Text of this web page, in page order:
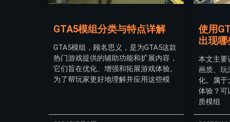
GTA5模组分类与特点详解
GTA5模组，顾名思义，是为GTA5这款
热门游戏提供的辅助功能和扩展内容，
它们旨在优化、增强和拓展游戏体验。
为了帮玩家更好地理解并应用这些模
使用
出现
本文主要
画质、玩
化。属于
体验？可
质模组